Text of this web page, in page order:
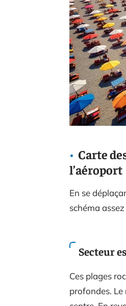
Carte
l’aéroport
En se
schéma
Secteur
Ces plages
profondes.